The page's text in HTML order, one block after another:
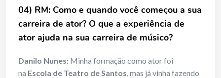
04) RM: Como e quando você começou a sua
carreira de ator? O que a experiência de
ator ajuda na sua carreira de músico?
Danilo Nunes: Minha formação como ator foi
na Escola de Teatro de Santos, mas já vinha fazendo